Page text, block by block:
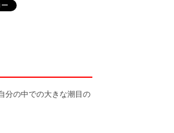
分の中での大きな潮目の